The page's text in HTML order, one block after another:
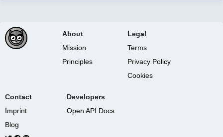
About
Mission
Principles
Legal
Terms
Privacy Policy
Cookies
Contact
Imprint
Blog
Developers
Open API Docs